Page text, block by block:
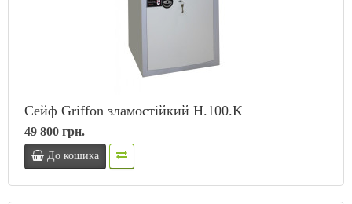
Сейф Griffon зламостійкий H.100.K
49 800 грн.
До кошика